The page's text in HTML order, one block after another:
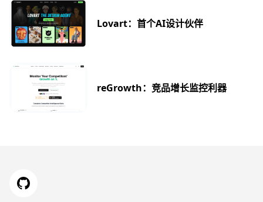
Lovart：首个AI设计伙伴
reGrowth：竞品增长监控利器